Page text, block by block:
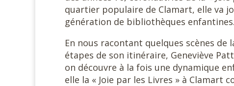
quartier populaire de Clamart, elle va
génération de bibliothèques enfantines.
En nous racontant quelques scènes
étapes de son itinéraire, Geneviève
on découvre à la fois une dynamique
elle la « Joie par les Livres » à Clamart